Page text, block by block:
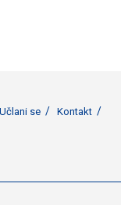
Učlani se
Kontakt